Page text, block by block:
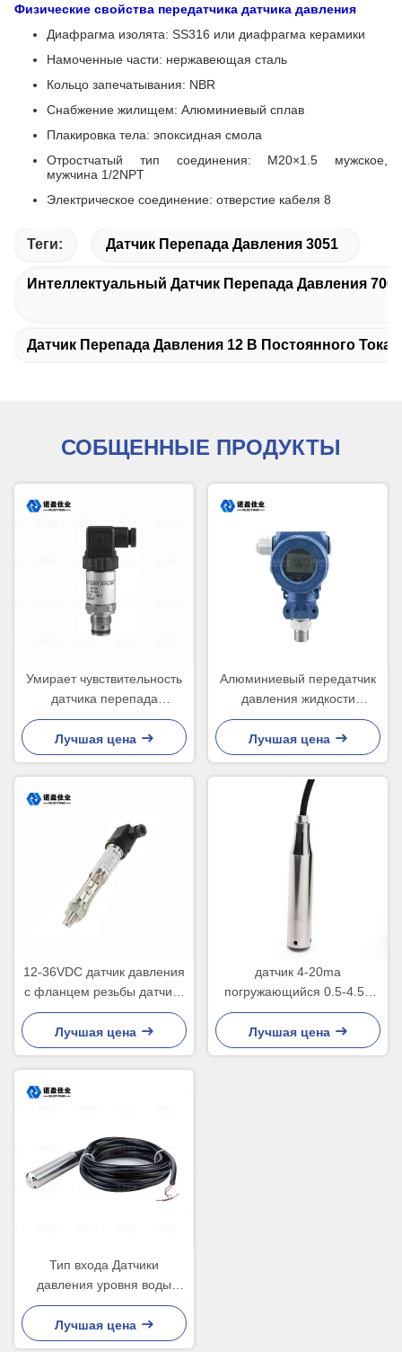
Физические свойства передатчика датчика давления
Диафрагма изолята: SS316 или диафрагма керамики
Намоченные части: нержавеющая сталь
Кольцо запечатывания: NBR
Снабжение жилищем: Алюминиевый сплав
Плакировка тела: эпоксидная смола
Отростчатый тип соединения: M20×1.5 мужское,
мужчина 1/2NPT
Электрическое соединение: отверстие кабеля 8
Теги: Датчик Перепада Давления 3051
Интеллектуальный Датчик Перепада Давления 700
Датчик Перепада Давления 12 В Постоянного Тока
СОБЩЕННЫЕ ПРОДУКТЫ
Умирает чувствительность
датчика перепада
давления 24ВДК воды
бросания высокая
Лучшая цена
Алюминиевый передатчик
давления жидкости
передатчика 60МПа
датчика давления
Лучшая цена
12-36VDC датчик давления
с фланцем резьбы датчика
давления
высокотемпературный
Лучшая цена
датчик 4-20ma
погружающийся 0.5-4.5V
ровный для цистерны с
водой хорошо
Лучшая цена
Тип входа Датчики
давления уровня воды
HART Керамическая
диафрагма
Лучшая цена